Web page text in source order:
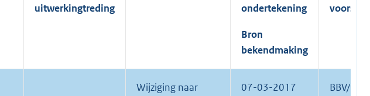
uitwerkingtreding
ondertekening
Bron
bekendmaking
voorstel
Wijziging naar
07-03-2017 BBV/